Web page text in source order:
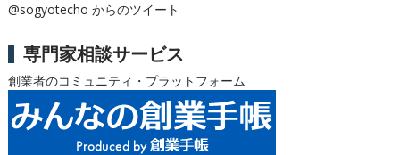
@sogyotecho からのツイート
専門家相談サービス
創業者のコミュニティ・プラットフォーム